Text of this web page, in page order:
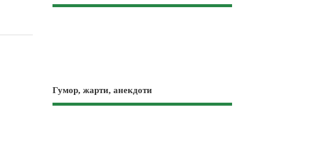
Гумор, жарти, анекдоти